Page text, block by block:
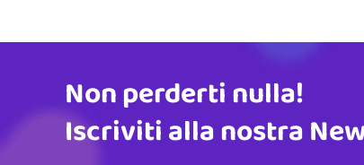
Indirizzo email
Non perderti nulla!
Iscriviti alla nostra